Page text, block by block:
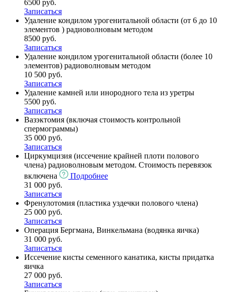
6500 руб.
Записаться
Удаление кондилом урогенитальной области (от 6 до 10
элементов ) радиоволновым методом
8500 руб.
Записаться
Удаление кондилом урогенитальной области (более 10
элементов) радиоволновым методом
10 500 руб.
Записаться
Удаление камней или инородного тела из уретры
5500 руб.
Записаться
Вазэктомия (включая стоимость контрольной
спермограммы)
35 000 руб.
Записаться
Циркумцизия (иссечение крайней плоти полового
члена) радиоволновым методом. Cтоимость перевязок
включена
Подробнее
31 000 руб.
Записаться
Френулотомия (пластика уздечки полового члена)
25 000 руб.
Записаться
Операция Бергмана, Винкельмана (водянка яичка)
31 000 руб.
Записаться
Иссечение кисты семенного канатика, кисты придатка
яичка
27 000 руб.
Записаться